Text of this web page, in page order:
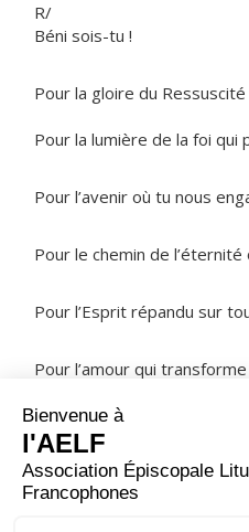
R/
Béni sois-tu !
Pour la gloire du
Pour la lumière de la foi
Pour l’avenir où tu nous
Pour le chemin de
Pour l’Esprit répandu sur
Pour l’amour qui
NOTRE PÈRE
ORAISON